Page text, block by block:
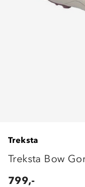
Treksta
Treksta Bow
799,-